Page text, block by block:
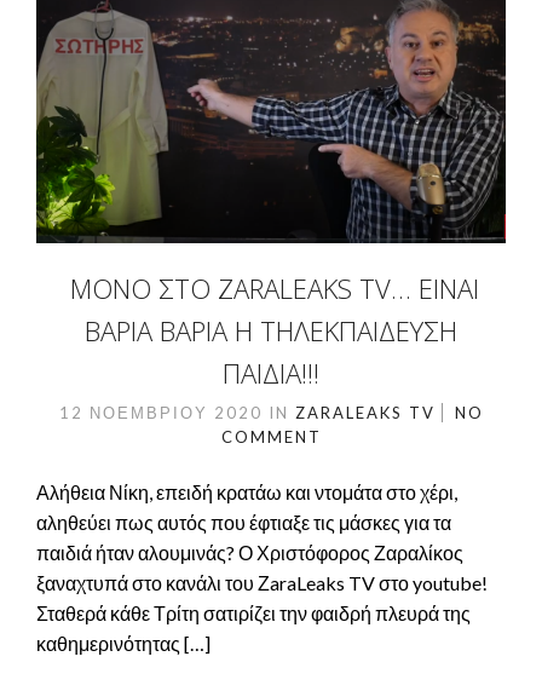
ΜΌΝΟ ΣΤΟ ZARALEAKS TV… ΕΙΝΑΙ
ΒΑΡΙΑ ΒΑΡΙΑ Η ΤΗΛΕΚΠΑΙΔΕΥΣΗ
ΠΑΙΔΙΑ!!!
12 ΝΟΕΜΒΡΊΟΥ 2020 IN ZARALEAKS TV
NO
COMMENT
Αλήθεια Νίκη, επειδή κρατάω και ντομάτα στο χέρι,
αληθεύει πως αυτός που έφτιαξε τις μάσκες για τα
παιδιά ήταν αλουμινάς? Ο Χριστόφορος Ζαραλίκος
ξαναχτυπά στο κανάλι του ΖaraLeaks TV στο youtube!
Σταθερά κάθε Τρίτη σατιρίζει την φαιδρή πλευρά της
καθημερινότητας […]